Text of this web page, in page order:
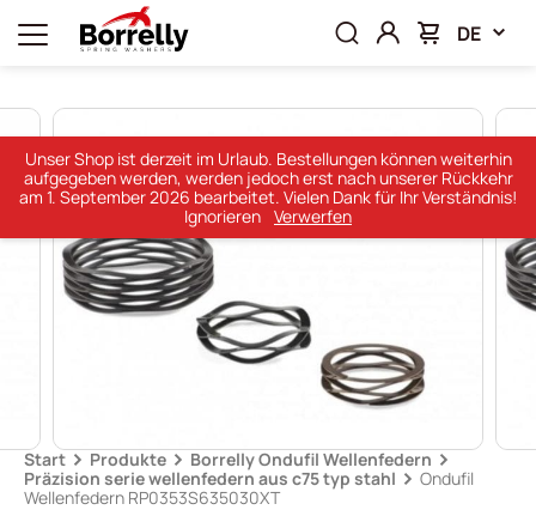
DE
Start Produkte
Borrelly Ondufil Wellenfedern
Präzision serie wellenfedern aus c75 typ stahl
Ondufil
Wellenfedern RP0353S635030XT
Unser Shop ist derzeit im Urlaub. Bestellungen können weiterhin
aufgegeben werden, werden jedoch erst nach unserer Rückkehr
am 1. September 2026 bearbeitet. Vielen Dank für Ihr Verständnis!
Ignorieren Verwerfen